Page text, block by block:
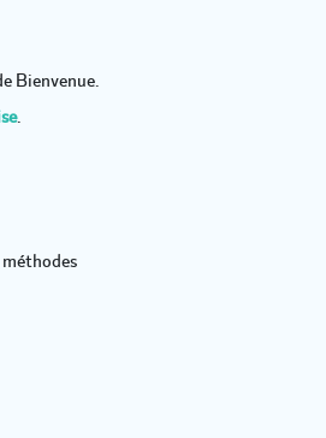
Bienvenue.
.